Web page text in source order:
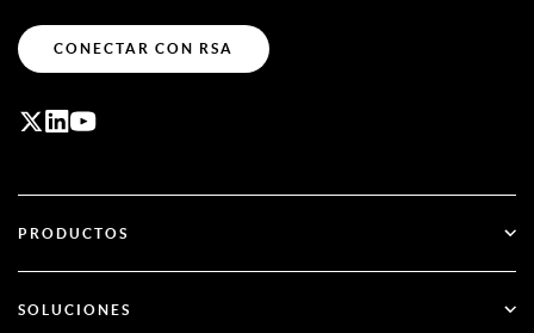
CONECTAR CON RSA
PRODUCTOS
SOLUCIONES